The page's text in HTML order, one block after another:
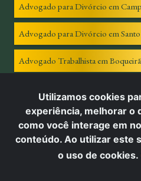
Advogado para Divórcio em
Advogado para Divórcio em
Advogado Trabalhista em
Utilizamos cookies
experiência, melhorar o
como você interage em
conteúdo. Ao utilizar este
o uso de cookies.